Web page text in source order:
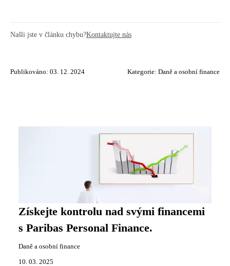
Našli jste v článku chybu?Kontaktujte nás
Publikováno: 03. 12. 2024 Kategorie: Daně a osobní finance
Získejte kontrolu nad svými financemi
s Paribas Personal Finance.
Daně a osobní finance
10. 03. 2025